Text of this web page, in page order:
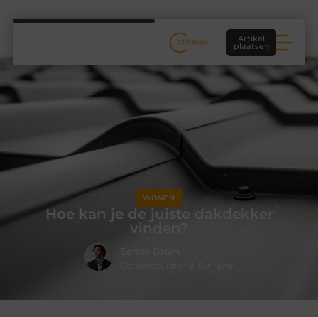
Artikel
plaatsen
WONEN
Hoe kan je de juiste dakdekker
vinden?